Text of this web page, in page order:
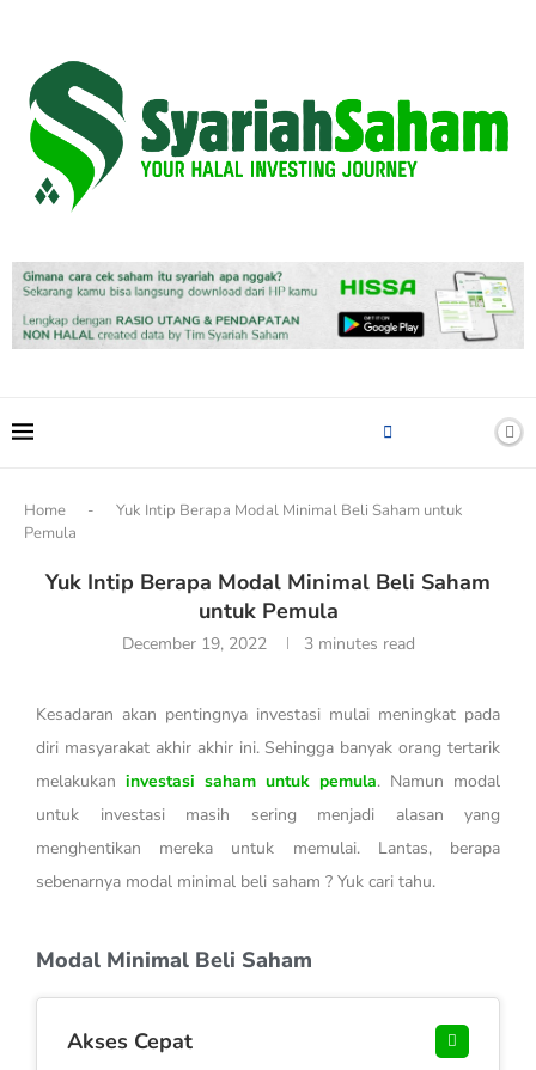
Home -
Yuk Intip Berapa Modal Minimal Beli Saham untuk
Pemula
Yuk Intip Berapa Modal Minimal Beli Saham
untuk Pemula
December 19, 2022 3 minutes read
Kesadaran akan pentingnya investasi mulai meningkat pada
diri masyarakat akhir akhir ini. Sehingga banyak orang tertarik
melakukan investasi saham untuk pemula. Namun modal
untuk investasi masih sering menjadi alasan yang
menghentikan mereka untuk memulai. Lantas, berapa
sebenarnya modal minimal beli saham ? Yuk cari tahu.
Modal Minimal Beli Saham
Akses Cepat